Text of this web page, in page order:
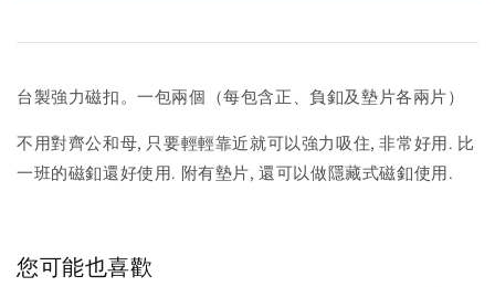
台製強力磁扣。一包兩個（每包含正、負釦及墊片各兩片）
不用對齊公和母, 只要輕輕靠近就可以強力吸住, 非常好用. 比
一班的磁釦還好使用. 附有墊片, 還可以做隱藏式磁釦使用.
您可能也喜歡